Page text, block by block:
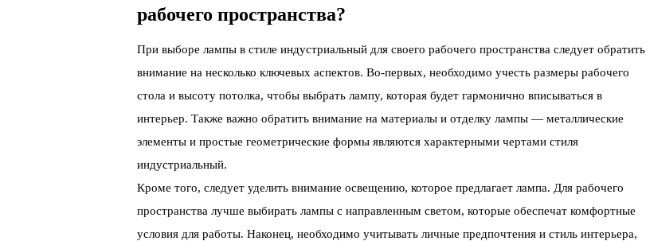
рабочего пространства?
При выборе лампы в стиле индустриальный для своего рабочего пространства следует обратить
внимание на несколько ключевых аспектов. Во-первых, необходимо учесть размеры рабочего
стола и высоту потолка, чтобы выбрать лампу, которая будет гармонично вписываться в
интерьер. Также важно обратить внимание на материалы и отделку лампы — металлические
элементы и простые геометрические формы являются характерными чертами стиля
индустриальный.
Кроме того, следует уделить внимание освещению, которое предлагает лампа. Для рабочего
пространства лучше выбирать лампы с направленным светом, которые обеспечат комфортные
условия для работы. Наконец, необходимо учитывать личные предпочтения и стиль интерьера,